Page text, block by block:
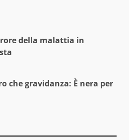
della malattia in
che gravidanza: È nera per